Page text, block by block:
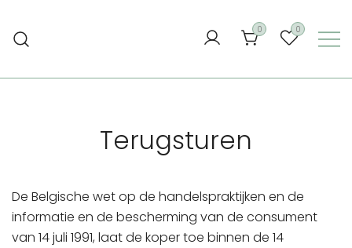
naar
0 0
Terugsturen
De Belgische wet op de handelspraktijken en de
informatie en de bescherming van de consument
van 14 juli 1991, laat de koper toe binnen de 14